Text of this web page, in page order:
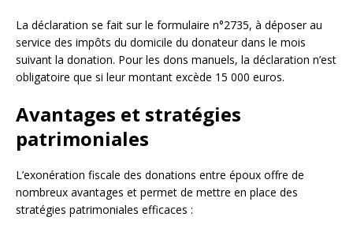
La déclaration se fait sur le formulaire n°2735, à déposer au
service des impôts du domicile du donateur dans le mois
suivant la donation. Pour les dons manuels, la déclaration n’est
obligatoire que si leur montant excède 15 000 euros.
Avantages et stratégies
patrimoniales
L’exonération fiscale des donations entre époux offre de
nombreux avantages et permet de mettre en place des
stratégies patrimoniales efficaces :